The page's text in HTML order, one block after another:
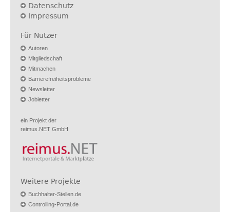
Datenschutz
Impressum
Für Nutzer
Autoren
Mitgliedschaft
Mitmachen
Barrierefreiheitsprobleme
Newsletter
Jobletter
ein Projekt der
reimus.NET GmbH
Weitere Projekte
Buchhalter-Stellen.de
Controlling-Portal.de